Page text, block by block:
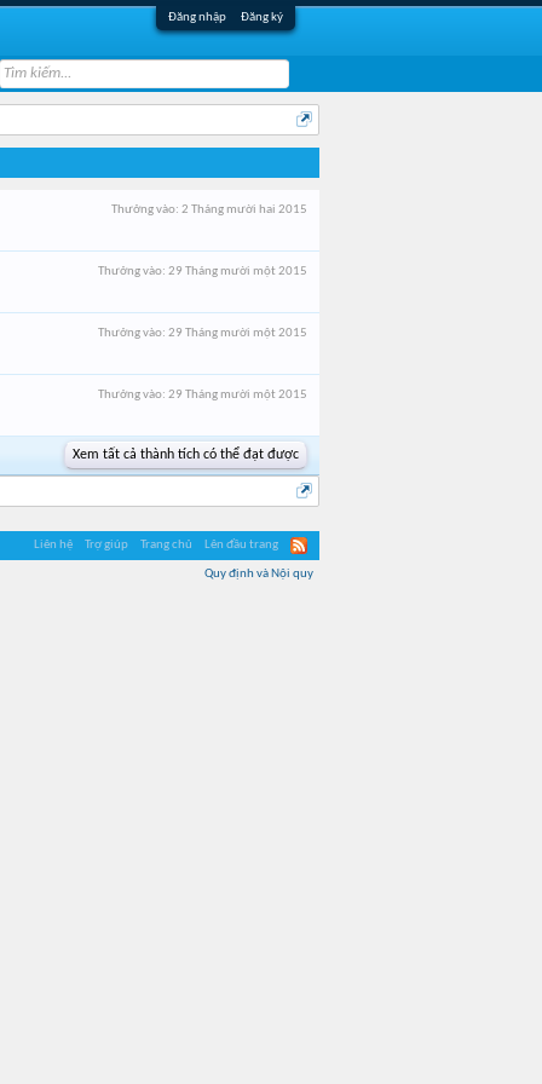
Đăng nhập Đăng ký
Thưởng vào: 2 Tháng mười hai 2015
Thưởng vào: 29 Tháng mười một 2015
Thưởng vào: 29 Tháng mười một 2015
Thưởng vào: 29 Tháng mười một 2015
Xem tất cả thành tích có thể đạt được
Liên hệ Trợ giúp Trang chủ Lên đầu trang
Quy định và Nội quy